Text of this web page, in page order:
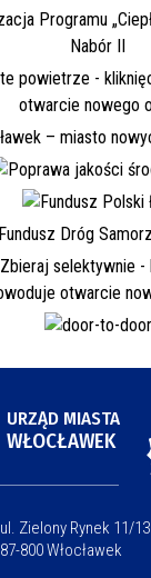
URZĄD MIASTA
WŁOCŁAWEK
ul. Zielony Rynek 11/13
87-800 Włocławek